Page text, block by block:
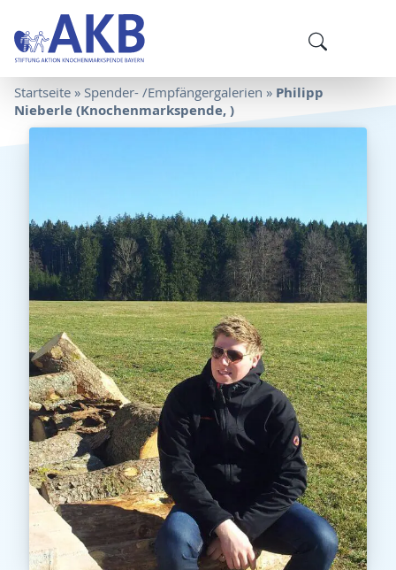
Startseite » Spender- /Empfängergalerien » Philipp
Nieberle (Knochenmarkspende, )